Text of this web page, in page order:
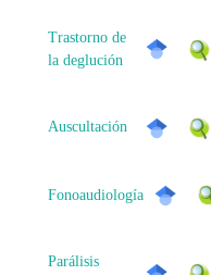
Trastorno de
la deglución
Auscultación
Fonoaudiología
Parálisis